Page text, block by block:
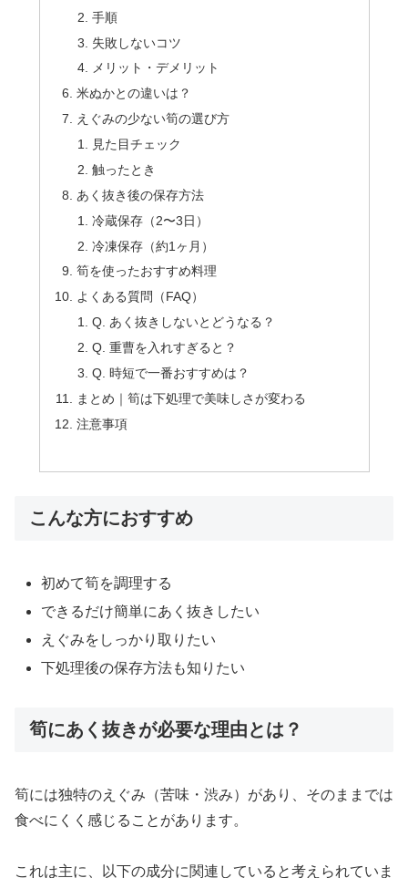
手順
失敗しないコツ
メリット・デメリット
米ぬかとの違いは？
えぐみの少ない筍の選び方
見た目チェック
触ったとき
あく抜き後の保存方法
冷蔵保存（2〜3日）
冷凍保存（約1ヶ月）
筍を使ったおすすめ料理
よくある質問（FAQ）
Q. あく抜きしないとどうなる？
Q. 重曹を入れすぎると？
Q. 時短で一番おすすめは？
まとめ｜筍は下処理で美味しさが変わる
注意事項
こんな方におすすめ
初めて筍を調理する
できるだけ簡単にあく抜きしたい
えぐみをしっかり取りたい
下処理後の保存方法も知りたい
筍にあく抜きが必要な理由とは？
筍には独特のえぐみ（苦味・渋み）があり、そのままでは
食べにくく感じることがあります。
これは主に、以下の成分に関連していると考えられていま